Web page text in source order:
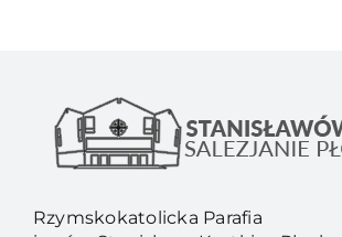
Rzymskokatolicka Parafia